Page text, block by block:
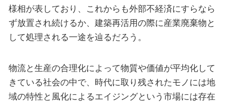
様相が表しており、これからも外部不経済にすらなら
ず放置され続けるか、建築再活用の際に産業廃棄物と
して処理される一途を辿るだろう。
物流と生産の合理化によって物質や価値が平均化して
きている社会の中で、時代に取り残されたモノには地
域の特性と風化によるエイジングという市場には存在